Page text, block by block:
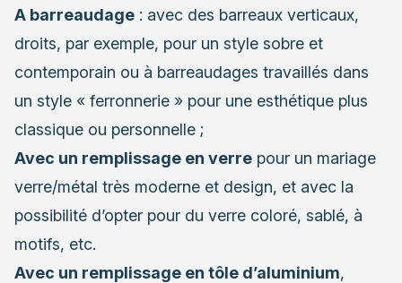
A barreaudage : avec des barreaux verticaux,
droits, par exemple, pour un style sobre et
contemporain ou à barreaudages travaillés dans
un style « ferronnerie » pour une esthétique plus
classique ou personnelle ;
Avec un remplissage en verre pour un mariage
verre/métal très moderne et design, et avec la
possibilité d’opter pour du verre coloré, sablé, à
motifs, etc.
Avec un remplissage en tôle d’aluminium,